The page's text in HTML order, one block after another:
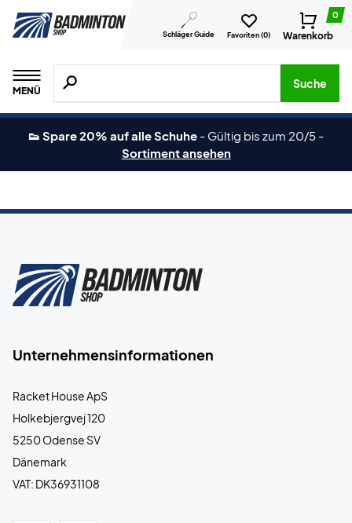
Schläger Guide Favoriten (0)
0
Warenkorb
MENÜ
Suche nach Produkten, Marken usw.
Suche
👟 Spare 20% auf alle Schuhe - Gültig bis zum 20/5 -
Sortiment ansehen
Unternehmensinformationen
Racket House ApS
Holkebjergvej 120
5250 Odense SV
Dänemark
VAT: DK36931108